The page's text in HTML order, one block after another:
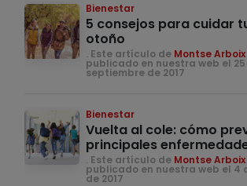
Bienestar
5 consejos para cuidar
otoño
. Este artículo de Montse Arboix
publicado en nuestra web el
septiembre de 2017
Bienestar
Vuelta al cole: cómo
principales
. Este artículo de Montse Arboix
publicado en nuestra web el 4
de 2017